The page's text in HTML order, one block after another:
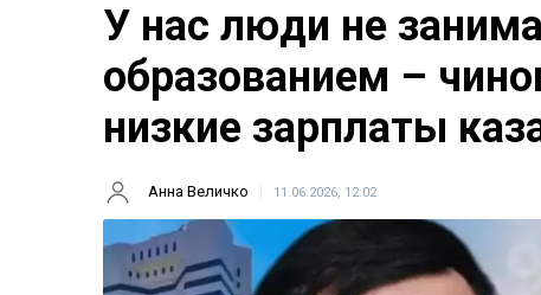
У нас люди не
образованием –
низкие зарплаты
Анна Величко 11.06.2026, 12:02